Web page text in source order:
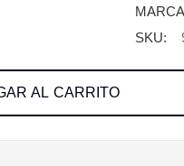
SKU: